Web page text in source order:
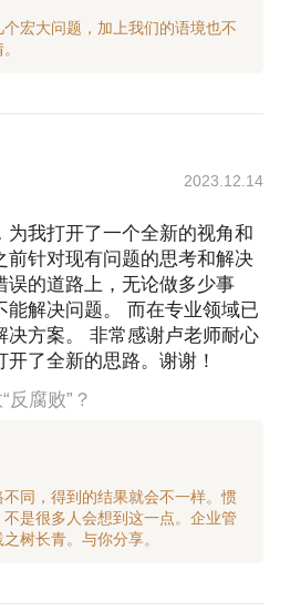
决一个小问题。请把你的问题
更精确的准备，提升见面效
宏大问题，加上我们的语境也不
2023.12.14
为我打开了一个全新的视角和
前针对现有问题的思考和解决
误的道路上，无论做多少事
能解决问题。 而在专业领域已
决方案。 非常感谢卢老师耐心
了全新的思路。谢谢！
反腐败”？
同，得到的结果就会不一样。惯
是很多人会想到这一点。企业管